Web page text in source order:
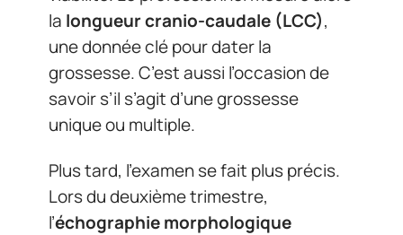
la longueur cranio-caudale (LCC),
une donnée clé pour dater la
grossesse. C’est aussi l’occasion de
savoir s’il s’agit d’une grossesse
unique ou multiple.
Plus tard, l’examen se fait plus précis.
Lors du deuxième trimestre,
l’échographie morphologique